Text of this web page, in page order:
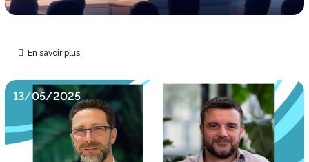
En savoir plus
13/05/2025